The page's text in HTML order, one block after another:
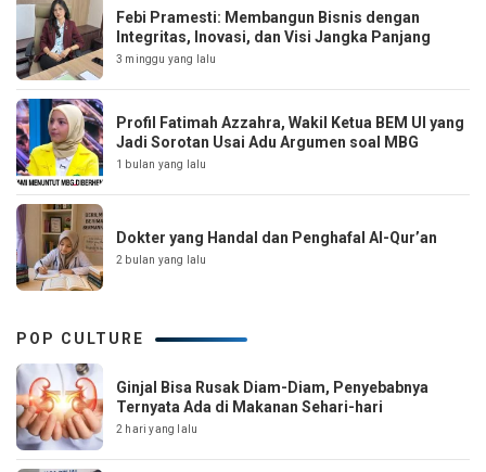
Febi Pramesti: Membangun Bisnis dengan
Integritas, Inovasi, dan Visi Jangka Panjang
3 minggu yang lalu
Profil Fatimah Azzahra, Wakil Ketua BEM UI yang
Jadi Sorotan Usai Adu Argumen soal MBG
1 bulan yang lalu
Dokter yang Handal dan Penghafal Al-Qur’an
2 bulan yang lalu
POP CULTURE
Ginjal Bisa Rusak Diam-Diam, Penyebabnya
Ternyata Ada di Makanan Sehari-hari
2 hari yang lalu